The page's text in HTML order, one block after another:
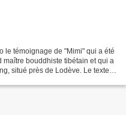
le témoignage de "Mimi" qui a été
bouddhiste tibétain et qui a
situé près de Lodève. Le texte